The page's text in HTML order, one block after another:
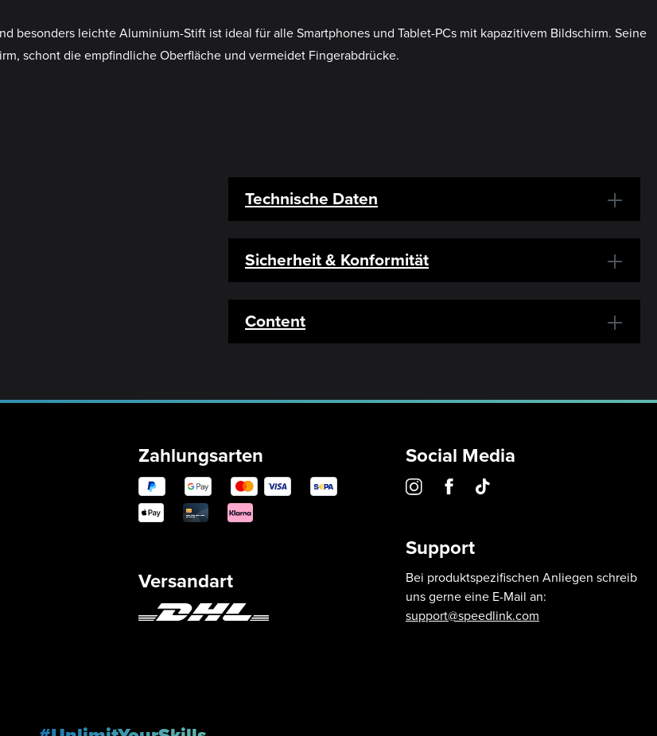
besonders leichte Aluminium-Stift ist ideal für alle Smartphones und Tablet-PCs mit kapazitivem Bildschirm. Seine
schont die empfindliche Oberfläche und vermeidet Fingerabdrücke.
Technische Daten
Sicherheit & Konformität
Content
Zahlungsarten
Versandart
Social Media
Support
Bei produktspezifischen Anliegen schreib
uns gerne eine E-Mail an:
support@speedlink.com